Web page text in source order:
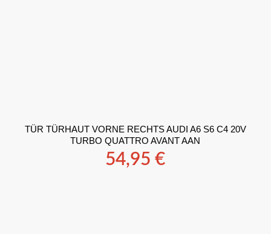
TÜR TÜRHAUT VORNE RECHTS AUDI A6 S6 C4 20V
TURBO QUATTRO AVANT AAN
54,95€